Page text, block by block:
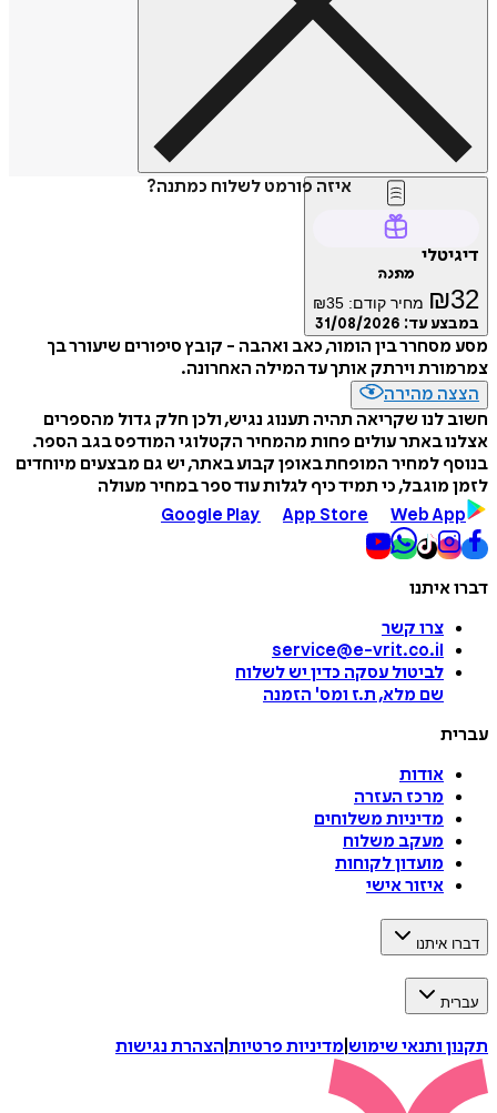
איזה פורמט לשלוח כמתנה?
דיגיטלי
מתנה
₪32 מחיר קודם: ₪35
במבצע עד: 31/08/2026
מסע מסחרר בין הומור, כאב ואהבה - קובץ סיפורים שיעורר בך
צמרמורת וירתק אותך עד המילה האחרונה.
הצצה מהירה
חשוב לנו שקריאה תהיה תענוג נגיש, ולכן חלק גדול מהספרים
אצלנו באתר עולים פחות מהמחיר הקטלוגי המודפס בגב הספר.
בנוסף למחיר המופחת באופן קבוע באתר, יש גם מבצעים מיוחדים
לזמן מוגבל, כי תמיד כיף לגלות עוד ספר במחיר מעולה
Google Play
App Store Web App
דברו איתנו
צרו קשר
service@e-vrit.co.il
לביטול עסקה כדין יש לשלוח
שם מלא, ת.ז ומס' הזמנה
עברית
אודות
מרכז העזרה
מדיניות משלוחים
מעקב משלוח
מועדון לקוחות
איזור אישי
דברו איתנו
עברית
תקנון ותנאי שימוש מדיניות פרטיות הצהרת נגישות